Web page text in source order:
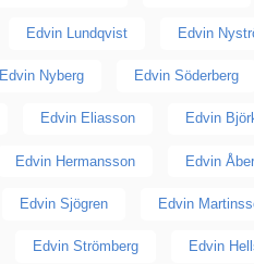
Edvin Lundqvist Edvin
Edvin Nyberg Edvin Söderberg
Edvin Eliasson Edvin
Edvin Hermansson Edvin
Edvin Sjögren Edvin
Edvin Strömberg Edvin